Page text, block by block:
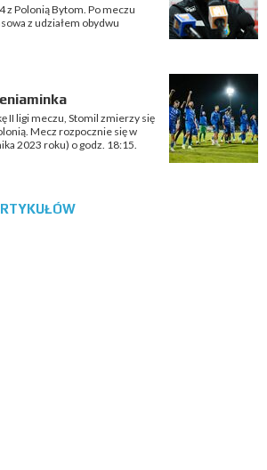
z Polonią Bytom. Po meczu
z udziałem obydwu
II ligi meczu, Stomil zmierzy się
Mecz rozpocznie się w
2023 roku) o godz. 18:15.